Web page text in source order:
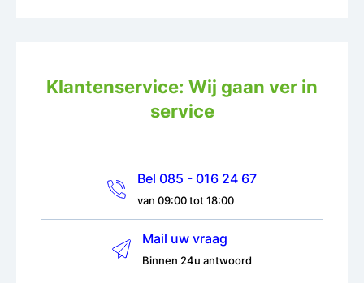
Klantenservice: Wij gaan ver in
service
Bel 085 - 016 24 67
van 09:00 tot 18:00
Mail uw vraag
Binnen 24u antwoord